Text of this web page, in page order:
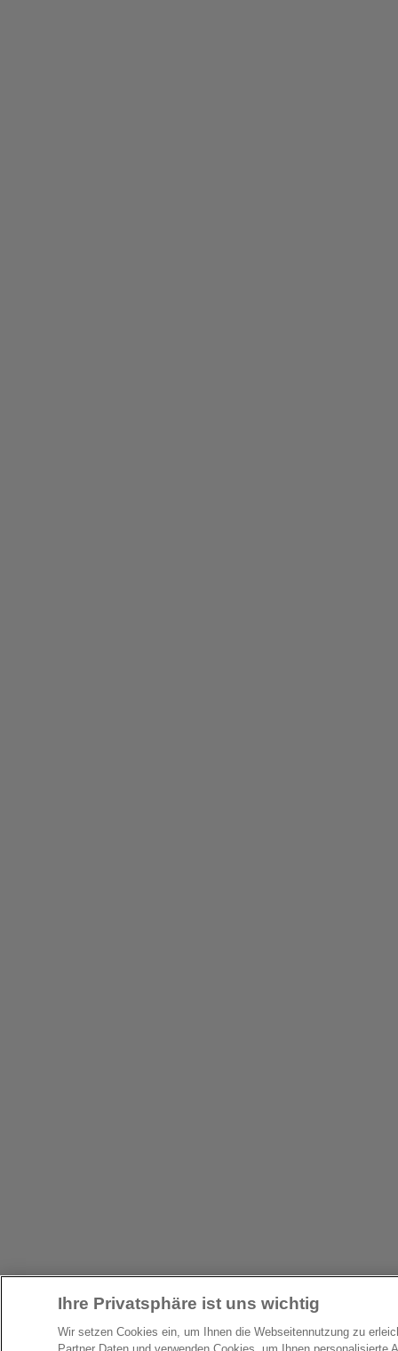
Ihre Privatsphäre ist uns wichtig
Wir setzen Cookies ein, um Ihnen die Webseitennutzung zu